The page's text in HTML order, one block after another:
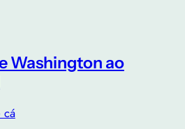
Washington ao
cá